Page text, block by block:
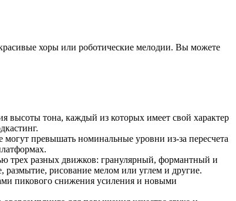
хоры или роботические мелодии. Вы можете
высоты тона, каждый из которых имеет свой характер
превышать номинальные уровни из-за пересчета
трех разных движков: гранулярный, формантный и
размытие, рисование мелом или углем и другие.
пикового снижения усиления и новыми